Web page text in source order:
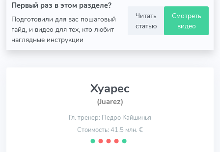
Первый раз в этом разделе?
Подготовили для вас пошаговый
гайд, и видео для тех, кто любит
наглядные инструкции
Читать
статью
Смотреть
видео
Хуарес
(Juarez)
Гл. тренер: Педро Кайшинья
Стоимость: 41.5 млн. €
⬤ ⬤ ⬤ ⬤ ⬤